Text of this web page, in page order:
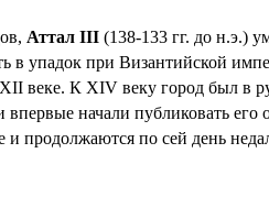
Аттал III (138-133 гг. до н.э.)
в упадок при Византийской
веке. К XIV веку город был в
впервые начали публиковать
и продолжаются по сей день